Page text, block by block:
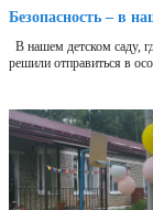
Безопасность – в
В нашем детском саду,
решили отправиться в